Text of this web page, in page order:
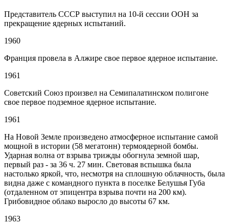
Представитель СССР выступил на 10-й сессии ООН за
прекращение ядерных испытаний.
1960
Франция провела в Алжире свое первое ядерное испытание.
1961
Советский Союз произвел на Семипалатинском полигоне
свое первое подземное ядерное испытание.
1961
На Новой Земле произведено атмосферное испытание самой
мощной в истории (58 мегатонн) термоядерной бомбы.
Ударная волна от взрыва трижды обогнула земной шар,
первый раз - за 36 ч. 27 мин. Световая вспышка была
настолько яркой, что, несмотря на сплошную облачность, была
видна даже с командного пункта в поселке Белушья Губа
(отдаленном от эпицентра взрыва почти на 200 км).
Грибовидное облако выросло до высоты 67 км.
1963